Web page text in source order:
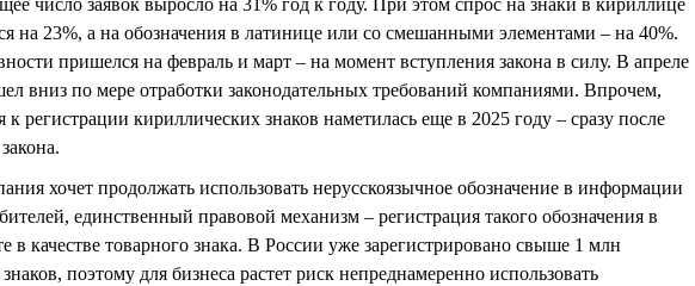
число заявок выросло на 31% год к году. При этом спрос на знаки в кириллице
на 23%, а на обозначения в латинице или со смешанными элементами – на 40%.
пришелся на февраль и март – на момент вступления закона в силу. В апреле
вниз по мере отработки законодательных требований компаниями. Впрочем,
к регистрации кириллических знаков наметилась еще в 2025 году – сразу после
хочет продолжать использовать нерусскоязычное обозначение в информации
единственный правовой механизм – регистрация такого обозначения в
в качестве товарного знака. В России уже зарегистрировано свыше 1 млн
поэтому для бизнеса растет риск непреднамеренно использовать